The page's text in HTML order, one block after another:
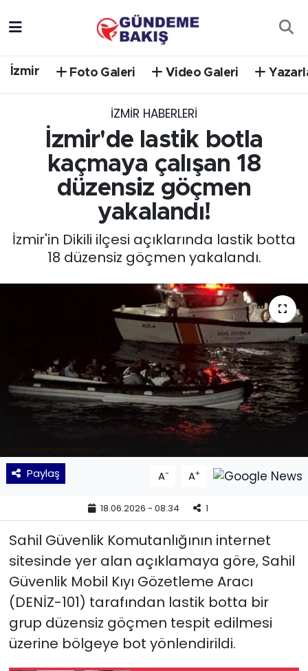
İzmir Foto Galeri Video Galeri
İZMIR HABERLERI
İzmir'de lastik botla
kaçmaya çalışan 18
düzensiz göçmen
yakalandı!
İzmir'in Dikili ilçesi açıklarında lastik botta
18 düzensiz göçmen yakalandı.
Paylaş A- A+
18.06.2026 - 08:34 1
Sahil Güvenlik Komutanlığının internet
sitesinde yer alan açıklamaya göre, Sahil
Güvenlik Mobil Kıyı Gözetleme Aracı
(DENİZ-101) tarafından lastik botta bir
grup düzensiz göçmen tespit edilmesi
üzerine bölgeye bot yönlendirildi.
DÜNYA
EGE
EĞİTİM
English News
KÜLTÜR SANAT
MAGAZİN
POLİTİKA
Siyaset
TEKNOLOJİ
Yaşam
YEREL POLİTİKA
YEREL YÖNETİMLER
Trafik Durumu
Süper Lig Puan Durumu ve Fikstür
Tüm Manşetler
Son Dakika Haberleri
Haber Arşivi